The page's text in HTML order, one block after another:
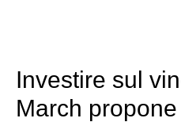
Investire sul
March